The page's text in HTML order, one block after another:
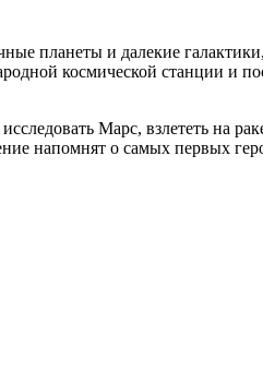
планеты и далекие
космической станции и
Марс, взлететь на
напомнят о самых первых